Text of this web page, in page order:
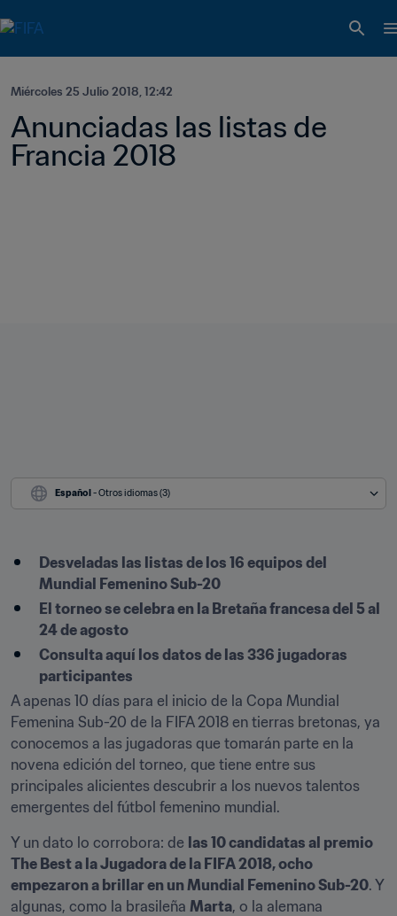
Miércoles 25 Julio 2018, 12:42
Anunciadas las listas de
Francia 2018
Español - Otros idiomas (3)
Desveladas las listas de los 16 equipos del
Mundial Femenino Sub-20
El torneo se celebra en la Bretaña francesa del 5 al
24 de agosto
Consulta aquí los datos de las 336 jugadoras
participantes
A apenas 10 días para el inicio de la Copa Mundial
Femenina Sub-20 de la FIFA 2018 en tierras bretonas, ya
conocemos a las jugadoras que tomarán parte en la
novena edición del torneo, que tiene entre sus
principales alicientes descubrir a los nuevos talentos
emergentes del fútbol femenino mundial.
Y un dato lo corrobora: de las 10 candidatas al premio
The Best a la Jugadora de la FIFA 2018, ocho
empezaron a brillar en un Mundial Femenino Sub-20. Y
algunas, como la brasileña Marta